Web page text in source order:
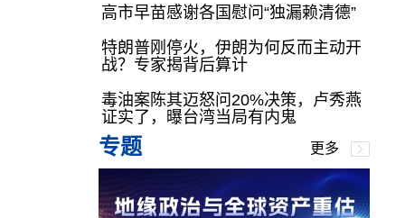
高市早苗感谢各国慰问“独漏赖清德”
特朗普刚停火，伊朗为何反而主动开
战？专家揭背后算计
毒油案陈其迈怒问20%决策，卢秀燕
证实了，曝台湾当局有内鬼
专题 更多